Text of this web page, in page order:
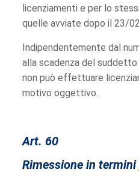
licenziamenti e per lo
quelle avviate dopo il 23/
Indipendentemente dal
alla scadenza del
non può effettuare
motivo oggettivo.
Art. 60
Rimessione in